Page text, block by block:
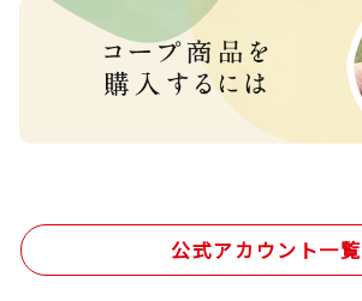
公式アカウント一覧